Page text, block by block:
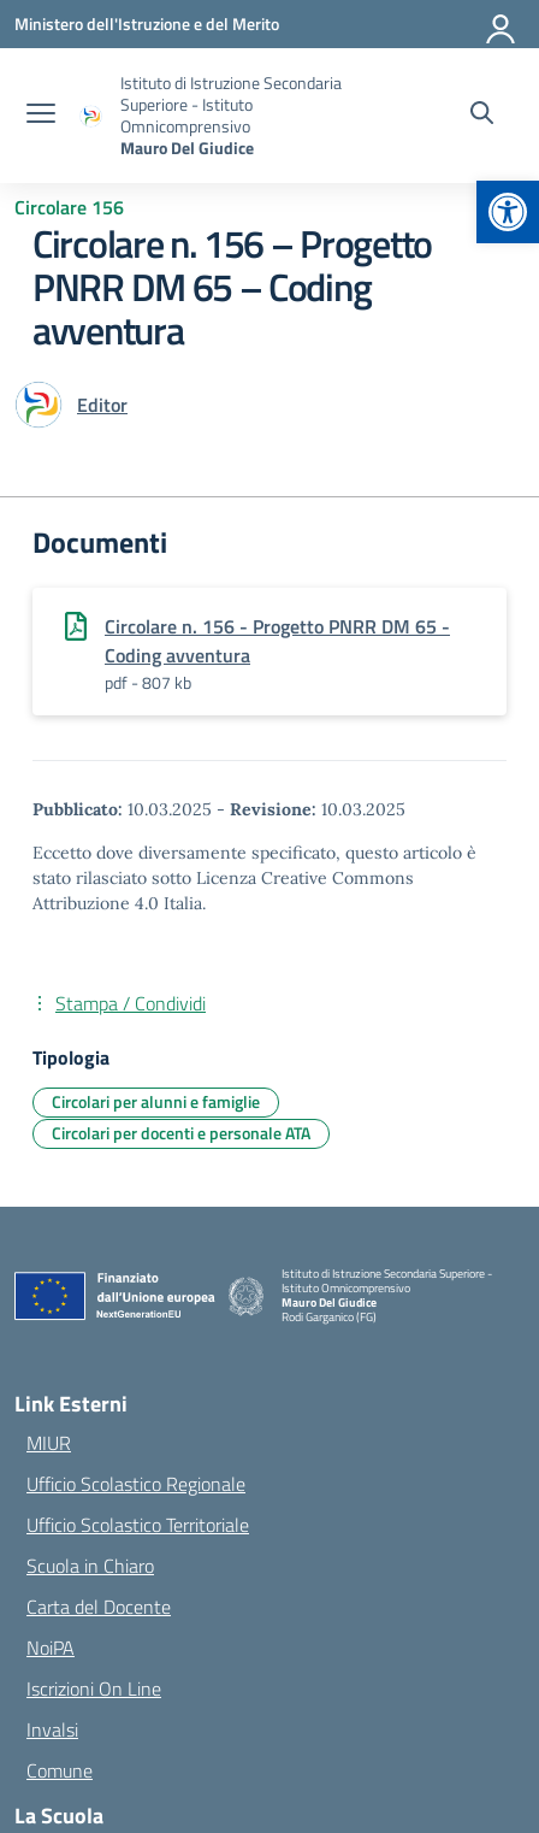
Vai ai contenuti
Vai al menu di navigazione
Vai al footer
Ministero dell'Istruzione e del Merito
Istituto di Istruzione Secondaria
Superiore - Istituto
Omnicomprensivo
Mauro Del Giudice
Circolare 156
Circolare n. 156 – Progetto
PNRR DM 65 – Coding
avventura
Editor
Documenti
Circolare n. 156 - Progetto PNRR DM 65 -
Coding avventura
pdf - 807 kb
Pubblicato: 10.03.2025 - Revisione: 10.03.2025
Eccetto dove diversamente specificato, questo articolo è
stato rilasciato sotto Licenza Creative Commons
Attribuzione 4.0 Italia.
Stampa / Condividi
Tipologia
Circolari per alunni e famiglie
Circolari per docenti e personale ATA
Istituto di Istruzione Secondaria Superiore -
Istituto Omnicomprensivo
Mauro Del Giudice
Rodi Garganico (FG)
— Visita la pagina iniziale della scuola
Link Esterni
MIUR
Ufficio Scolastico Regionale
Ufficio Scolastico Territoriale
Scuola in Chiaro
Carta del Docente
NoiPA
Iscrizioni On Line
Invalsi
Comune
La Scuola